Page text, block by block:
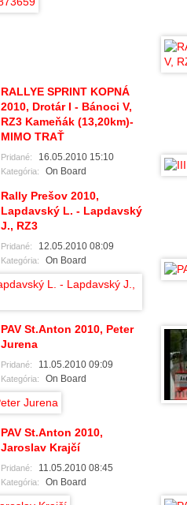
RALLYE SPRINT KOPNÁ
2010, Drotár I - Bánoci V,
RZ3 Kameňák (13,20km)-
MIMO TRAŤ
Pridané: 16.05.2010 15:10
Kategória: On Board
Rally Prešov 2010,
Lapdavský L. - Lapdavský
J., RZ3
Pridané: 12.05.2010 08:09
Kategória: On Board
PAV St.Anton 2010, Peter
Jurena
Pridané: 11.05.2010 09:09
Kategória: On Board
PAV St.Anton 2010,
Jaroslav Krajčí
Pridané: 11.05.2010 08:45
Kategória: On Board